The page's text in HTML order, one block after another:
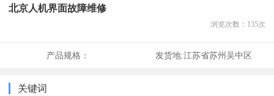
北京人机界面故障维修
浏览次数： 135次
产品规格： 发货地:江苏省苏州吴中区
关键词